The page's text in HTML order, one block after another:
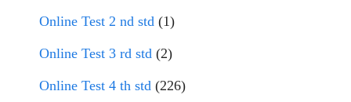
Online Test 2 nd std (1)
Online Test 3 rd std (2)
Online Test 4 th std (226)